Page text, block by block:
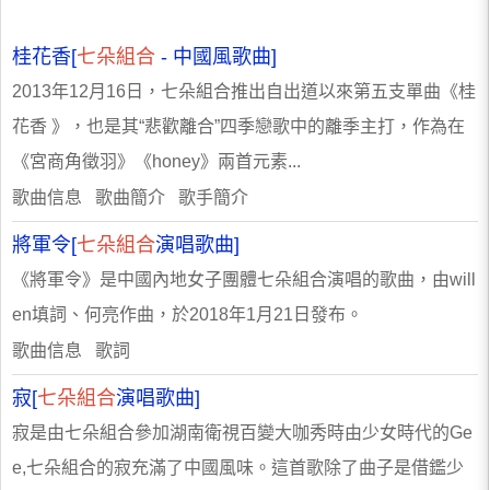
桂花香[七朵組合 - 中國風歌曲]
2013年12月16日，七朵組合推出自出道以來第五支單曲《桂
花香 》，也是其“悲歡離合”四季戀歌中的離季主打，作為在
《宮商角徵羽》《honey》兩首元素...
歌曲信息 歌曲簡介 歌手簡介
將軍令[七朵組合演唱歌曲]
《將軍令》是中國內地女子團體七朵組合演唱的歌曲，由will
en填詞、何亮作曲，於2018年1月21日發布。
歌曲信息 歌詞
寂[七朵組合演唱歌曲]
寂是由七朵組合參加湖南衛視百變大咖秀時由少女時代的Ge
e,七朵組合的寂充滿了中國風味。這首歌除了曲子是借鑑少